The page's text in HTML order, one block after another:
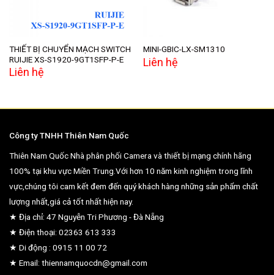
THIẾT BỊ CHUYỂN MẠCH SWITCH
RUIJIE XS-S1920-9GT1SFP-P-E
Liên hệ
MINI-GBIC-LX-SM1310
Liên hệ
Công ty TNHH Thiên Nam Quốc
Thiên Nam Quốc Nhà phân phối Camera và thiết bị mạng chính hãng
100% tại khu vực Miền Trung.Với hơn 10 năm kinh nghiệm trong lĩnh
vực,chúng tôi cam kết đem đến quý khách hàng những sản phẩm chất
lượng nhất,giá cả tốt nhất hiện nay.
★ Địa chỉ: 47 Nguyễn Tri Phương - Đà Nẵng
★ Điện thoại: 02363 613 333
★ Di động : 0915 11 00 72
★ Email: thiennamquocdn@gmail.com